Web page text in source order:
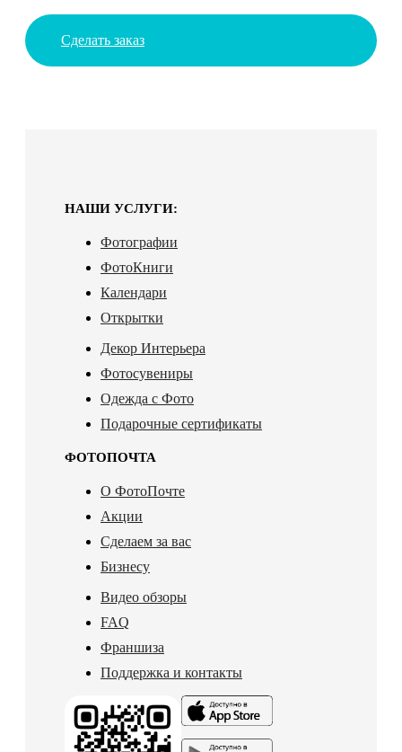
Сделать заказ
НАШИ УСЛУГИ:
Фотографии
ФотоКниги
Календари
Открытки
Декор Интерьера
Фотосувениры
Одежда с Фото
Подарочные сертификаты
ФОТОПОЧТА
О ФотоПочте
Акции
Сделаем за вас
Бизнесу
Видео обзоры
FAQ
Франшиза
Поддержка и контакты